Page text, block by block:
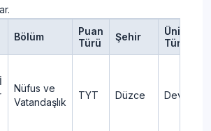
Bölüm
Puan
Türü
Şehir
Türü
Nüfus ve
Vatandaşlık
TYT Düzce Devlet